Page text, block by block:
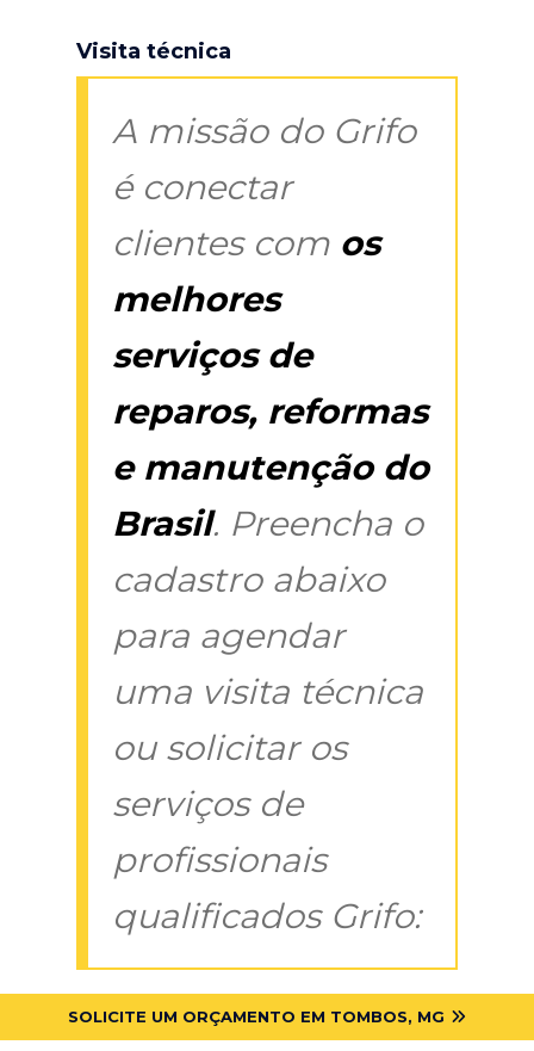
Visita técnica
A missão do Grifo
é conectar
clientes com os
melhores
serviços de
reparos, reformas
e manutenção do
Brasil. Preencha o
cadastro abaixo
para agendar
uma visita técnica
ou solicitar os
serviços de
profissionais
qualificados Grifo:
SOLICITE UM ORÇAMENTO EM TOMBOS, MG